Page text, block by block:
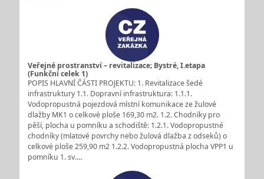
Veřejné prostranství – revitalizace; Bystré, I.etapa
(Funkční celek 1)
POPIS HLAVNÍ ČÁSTI PROJEKTU: 1. Revitalizace šedé
infrastruktury 1.1. Dopravní infrastruktura: 1.1.1.
Vodopropustná pojezdová místní komunikace ze žulové
dlažby MK1 o celkové ploše 169,30 m2. 1.2. Chodníky pro
pěší, plocha u pomníku a schodiště: 1.2.1. Vodopropustné
chodníky (mlatové povrchy nebo žulová dlažba z odseků) o
celkové ploše 259,90 m2 1.2.2. Vodopropustná plocha VPP1 u
pomníku 1. sv.…